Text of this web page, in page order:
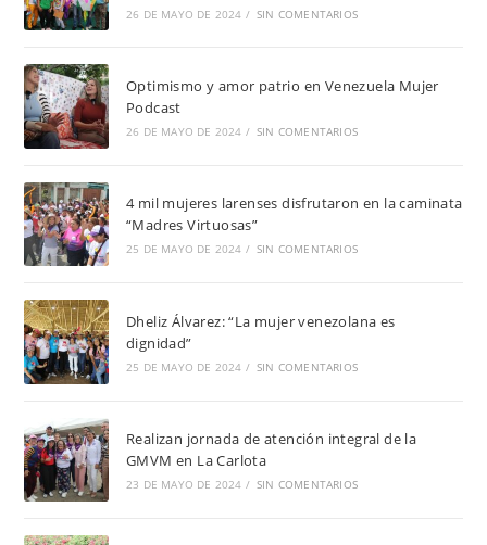
26 DE MAYO DE 2024 / SIN COMENTARIOS
Optimismo y amor patrio en Venezuela Mujer
Podcast
26 DE MAYO DE 2024 / SIN COMENTARIOS
4 mil mujeres larenses disfrutaron en la caminata
“Madres Virtuosas”
25 DE MAYO DE 2024 / SIN COMENTARIOS
Dheliz Álvarez: “La mujer venezolana es
dignidad”
25 DE MAYO DE 2024 / SIN COMENTARIOS
Realizan jornada de atención integral de la
GMVM en La Carlota
23 DE MAYO DE 2024 / SIN COMENTARIOS